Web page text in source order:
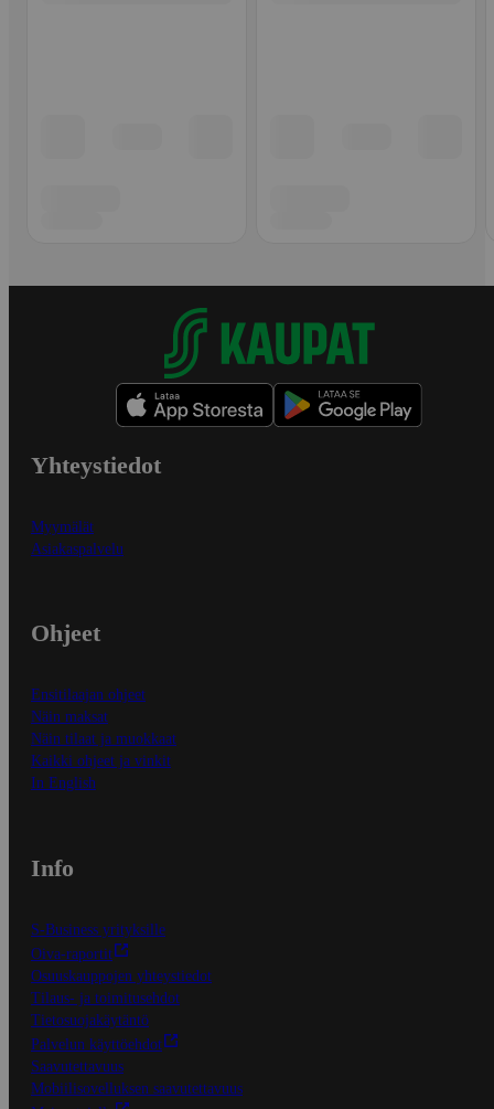
Yhteystiedot
Myymälät
Asiakaspalvelu
Ohjeet
Ensitilaajan ohjeet
Näin maksat
Näin tilaat ja muokkaat
Kaikki ohjeet ja vinkit
In English
Info
S-Business yrityksille
Oiva-raportit
Osuuskauppojen yhteystiedot
Tilaus- ja toimitusehdot
Tietosuojakäytäntö
Palvelun käyttöehdot
Saavutettavuus
Mobiilisovelluksen saavutettavuus